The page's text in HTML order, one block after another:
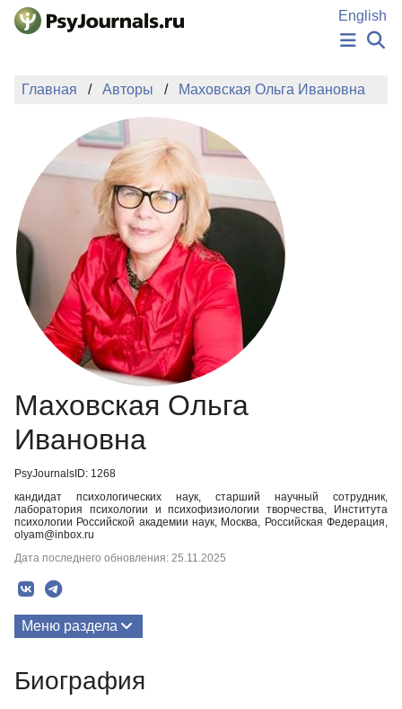
Перейти к основному содержанию
English
НОВОСТИ
АВТОРЫ
ПОДАТЬ РУКОПИСЬ
БАЗА ЗНАНИЙ
КЛЮЧЕВЫЕ СЛОВА
Регистрация
Главная Авторы Маховская Ольга Ивановна
Маховская Ольга
Ивановна
PsyJournalsID: 1268
кандидат психологических наук, старший научный сотрудник,
лаборатория психологии и психофизиологии творчества, Института
психологии Российской академии наук, Москва, Российская Федерация,
olyam@inbox.ru
Дата последнего обновления: 25.11.2025
Меню раздела
Биография
Биография